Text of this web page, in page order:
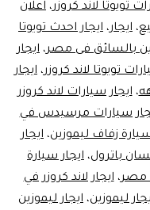
تويوتا لاند كروزر، اعلان
، ايجار، ايجار احدث تويوتا
بالسائق فى مصر، ايجار
تويوتا لاند كروزر، ايجار
،ايجار سيارات لاند كروزر
سيارات مرسيدس في
سيارة زفاف ليموزين، ايجار
باترول، ايجار سيارة
مصر،ايجار لاند كروزر في
ليموزين، ايجار ليموزين